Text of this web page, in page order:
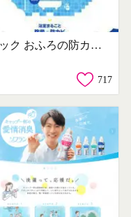
ルック おふろの防カビくん煙剤
717